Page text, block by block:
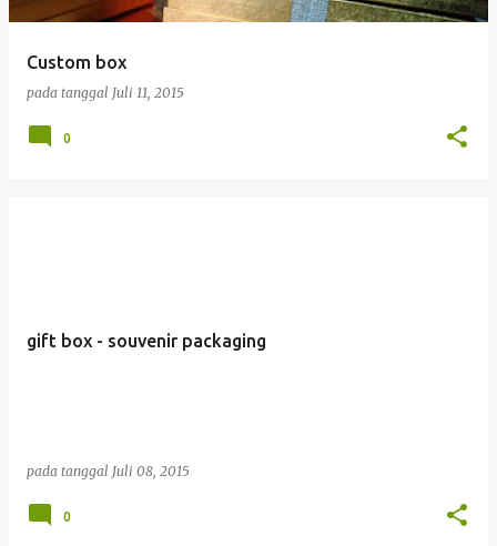
Custom box
pada tanggal Juli 11, 2015
0
gift box - souvenir packaging
pada tanggal Juli 08, 2015
0